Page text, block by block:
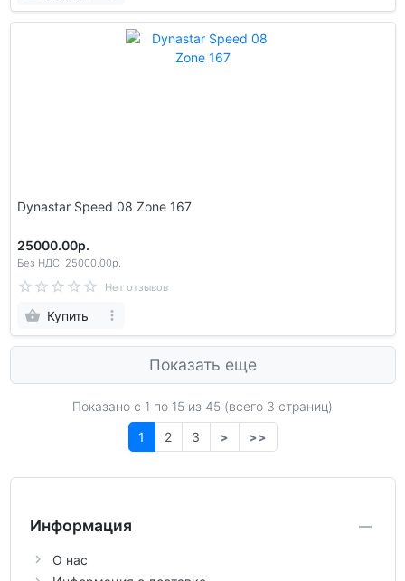
Dynastar Speed 08 Zone 167
25000.00р.
Без НДС: 25000.00р.
Нет отзывов
Купить
Показать еще
Показано с 1 по 15 из 45 (всего 3 страниц)
1
2 3 > >>
Информация
О нас